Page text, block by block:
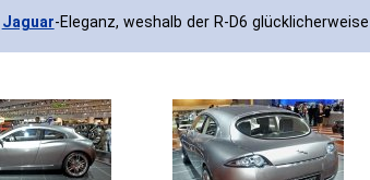
Jaguar-Eleganz, weshalb der R-D6 glücklicherweise